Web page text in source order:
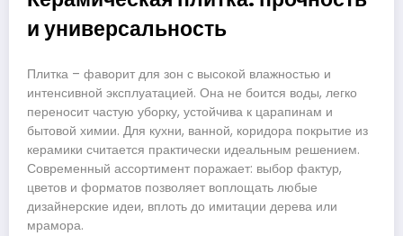
и универсальность
Плитка – фаворит для зон с высокой влажностью и
интенсивной эксплуатацией. Она не боится воды, легко
переносит частую уборку, устойчива к царапинам и
бытовой химии. Для кухни, ванной, коридора покрытие из
керамики считается практически идеальным решением.
Современный ассортимент поражает: выбор фактур,
цветов и форматов позволяет воплощать любые
дизайнерские идеи, вплоть до имитации дерева или
мрамора.